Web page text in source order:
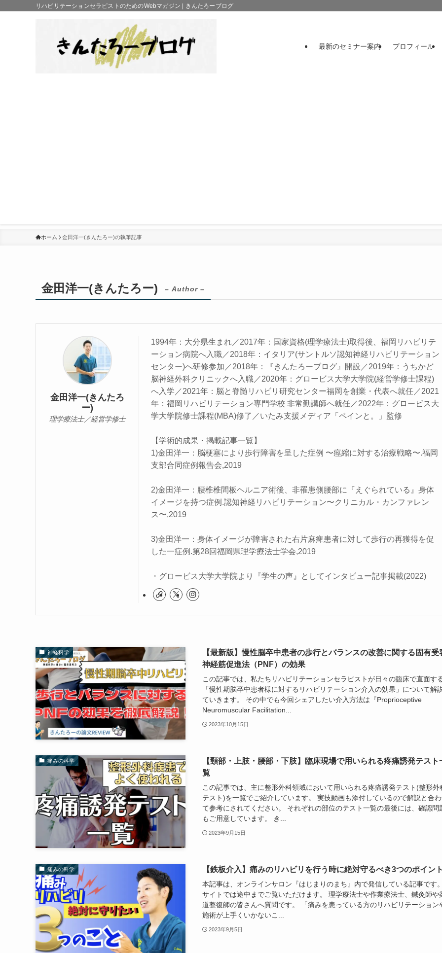
リハビリテーションセラピストのためのWebマガジン | きんたろーブログ
最新のセミナー案内 プロフィール
ホーム 金田洋一(きんたろー)の執筆記事
金田洋一(きんたろー) – Author –
金田洋一(きんたろ
ー)
理学療法士／経営学修士
1994年：大分県生まれ／2017年：国家資格(理学療法士)取得後、福岡リハビリテ
ーション病院へ入職／2018年：イタリア(サントルソ認知神経リハビリテーション
センター)へ研修参加／2018年：『きんたろーブログ』開設／2019年：うちかど
脳神経外科クリニックへ入職／2020年：グロービス大学大学院(経営学修士課程)
へ入学／2021年：脳と脊髄リハビリ研究センター福岡を創業・代表へ就任／2021
年：福岡リハビリテーション専門学校 非常勤講師へ就任／2022年：グロービス大
学大学院修士課程(MBA)修了／いたみ支援メディア「ペインと。」監修
【学術的成果・掲載記事一覧】
1)金田洋一：脳梗塞により歩行障害を呈した症例 〜痙縮に対する治療戦略〜.福岡
支部合同症例報告会,2019
2)金田洋一：腰椎椎間板ヘルニア術後、非罹患側腰部に『えぐられている』身体
イメージを持つ症例.認知神経リハビリテーション〜クリニカル・カンファレン
ス〜,2019
3)金田洋一：身体イメージが障害された右片麻痺患者に対して歩行の再獲得を促
した一症例.第28回福岡県理学療法士学会,2019
・グロービス大学大学院より『学生の声』としてインタビュー記事掲載(2022)
神経科学
【最新版】慢性脳卒中患者の歩行とバランスの改善に関する固有受
神経筋促進法（PNF）の効果
この記事では、私たちリハビリテーションセラピストが日々の臨床で直面する
「慢性期脳卒中患者様に対するリハビリテーション介入の効果」について解
ていきます。 その中でも今回シェアしたい介入方法は『Proprioceptive
Neuromuscular Facilitation...
2023年10月15日
痛みの科学
【頸部・上肢・腰部・下肢】臨床現場で用いられる疼痛誘発テスト
覧
この記事では、主に整形外科領域において用いられる疼痛誘発テスト(整形外
テスト)を一覧でご紹介しています。 実技動画も添付しているので解説と合
て参考にされてください。 それぞれの部位のテスト一覧の最後には、確認問
もご用意しています。 き...
2023年9月15日
痛みの科学 【鉄板介入】痛みのリハビリを行う時に絶対守るべき3つのポイント
本記事は、オンラインサロン『はじまりのまち』内で発信している記事です
サイトでは途中までご覧いただけます。 理学療法士や作業療法士、鍼灸師や
道整復師の皆さんへ質問です。 「痛みを患っている方のリハビリテーション
施術が上手くいかないこ...
2023年9月5日